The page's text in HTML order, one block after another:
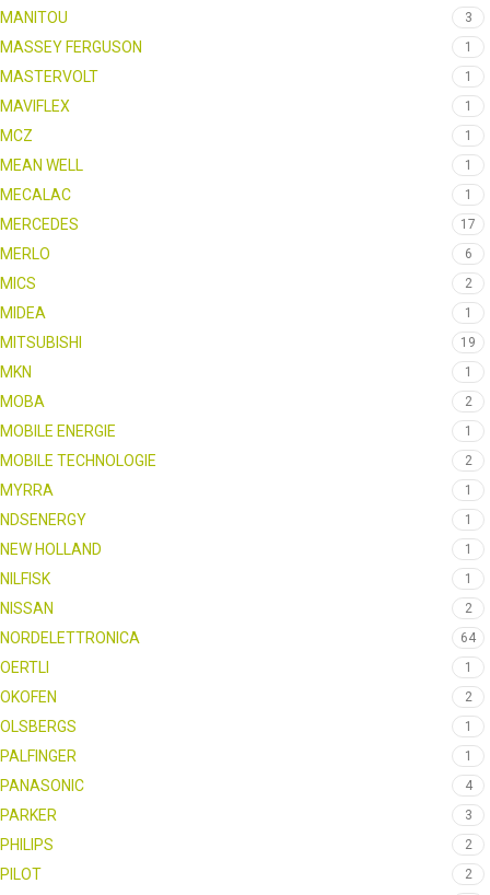
MANITOU 3
MASSEY FERGUSON 1
MASTERVOLT 1
MAVIFLEX 1
MCZ 1
MEAN WELL 1
MECALAC 1
MERCEDES 17
MERLO 6
MICS 2
MIDEA 1
MITSUBISHI 19
MKN 1
MOBA 2
MOBILE ENERGIE 1
MOBILE TECHNOLOGIE 2
MYRRA 1
NDSENERGY 1
NEW HOLLAND 1
NILFISK 1
NISSAN 2
NORDELETTRONICA 64
OERTLI 1
OKOFEN 2
OLSBERGS 1
PALFINGER 1
PANASONIC 4
PARKER 3
PHILIPS 2
PILOT 2